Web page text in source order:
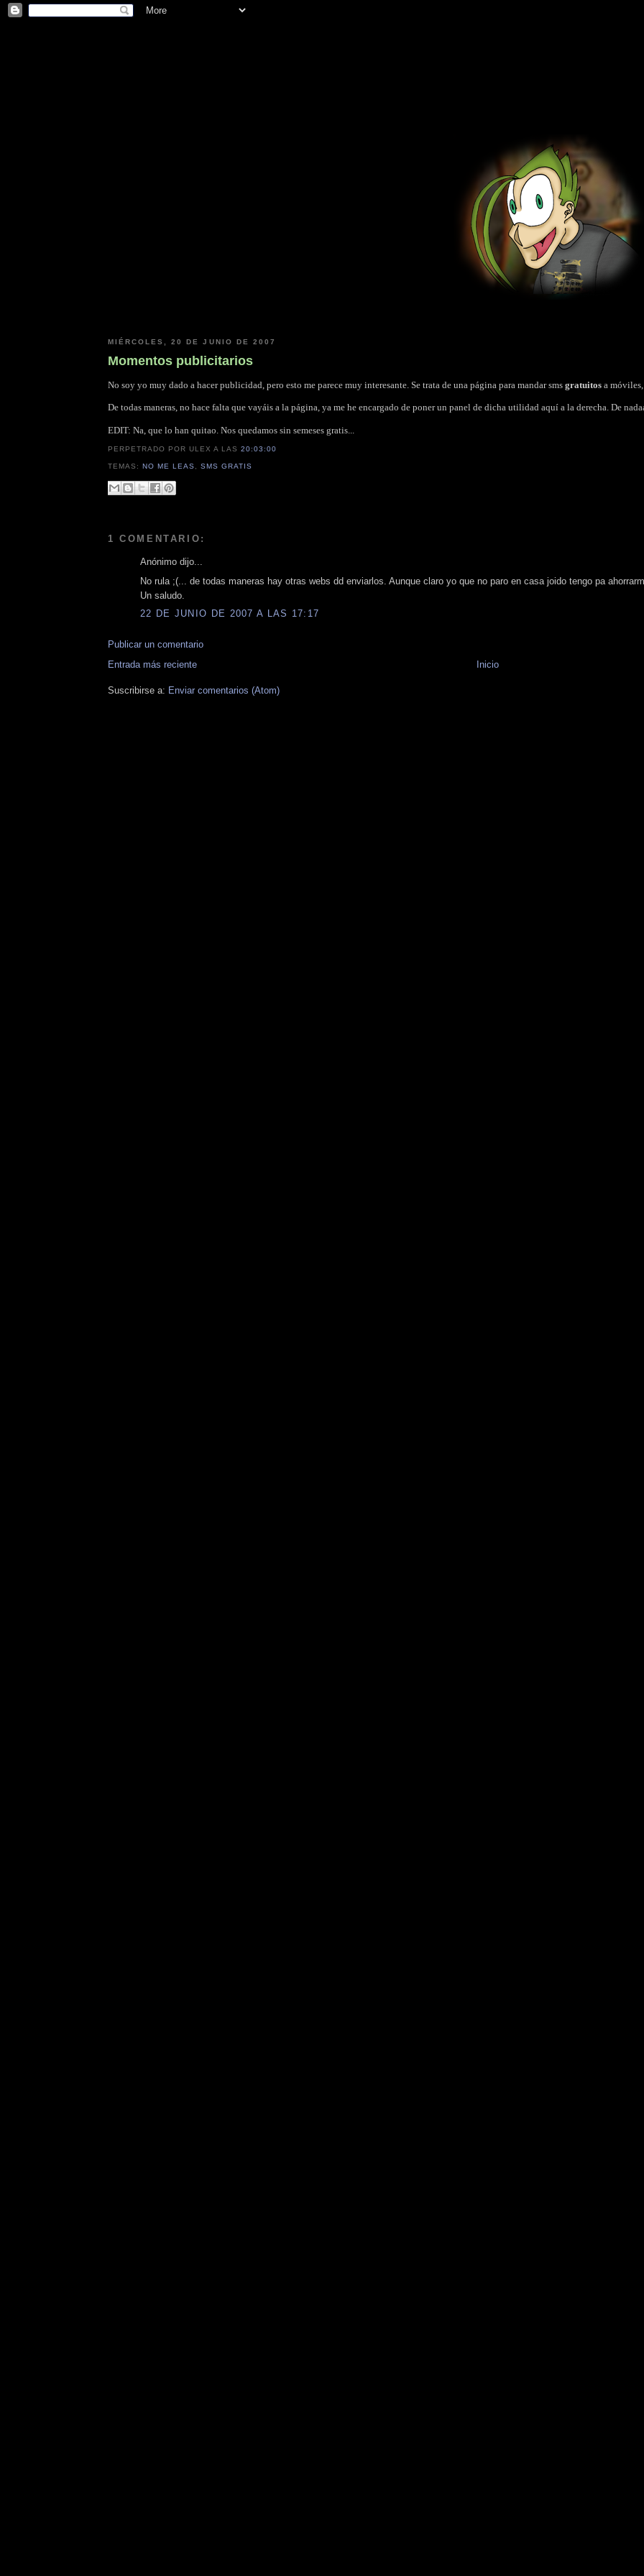
MIÉRCOLES, 20 DE JUNIO DE 2007
Momentos publicitarios
No soy yo muy dado a hacer publicidad, pero esto me parece muy interesante. Se trata de una página para mandar sms gratuitos a
De todas maneras, no hace falta que vayáis a la página, ya me he encargado de poner un panel de dicha utilidad aquí a la derecha. De
EDIT: Na, que lo han quitao. Nos quedamos sin semeses gratis...
PERPETRADO POR ULEXA LAS20:03:00
TEMAS:NO ME LEAS ,SMS GRATIS
1 COMENTARIO:
Anónimo dijo...
No rula ;(... de todas maneras hay otras webs dd enviarlos. Aunque claro yo que no paro en casa joido tengo pa
Un saludo.
22 DE JUNIO DE 2007 A LAS 17:17
Publicar un comentario
Entrada más reciente
Inicio
Suscribirse a: Enviar comentarios (Atom)